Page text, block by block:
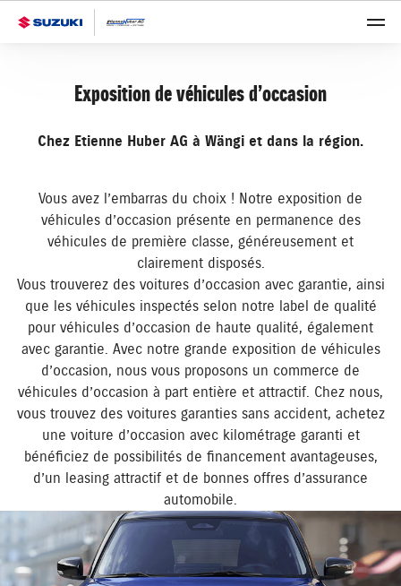
Exposition de véhicules d’occasion
Chez Etienne Huber AG à Wängi et dans la région.
Vous avez l’embarras du choix ! Notre exposition de
véhicules d’occasion présente en permanence des
véhicules de première classe, généreusement et
clairement disposés.
Vous trouverez des voitures d’occasion avec garantie, ainsi
que les véhicules inspectés selon notre label de qualité
pour véhicules d’occasion de haute qualité, également
avec garantie. Avec notre grande exposition de véhicules
d’occasion, nous vous proposons un commerce de
véhicules d’occasion à part entière et attractif. Chez nous,
vous trouvez des voitures garanties sans accident, achetez
une voiture d’occasion avec kilométrage garanti et
bénéficiez de possibilités de financement avantageuses,
d’un leasing attractif et de bonnes offres d’assurance
automobile.